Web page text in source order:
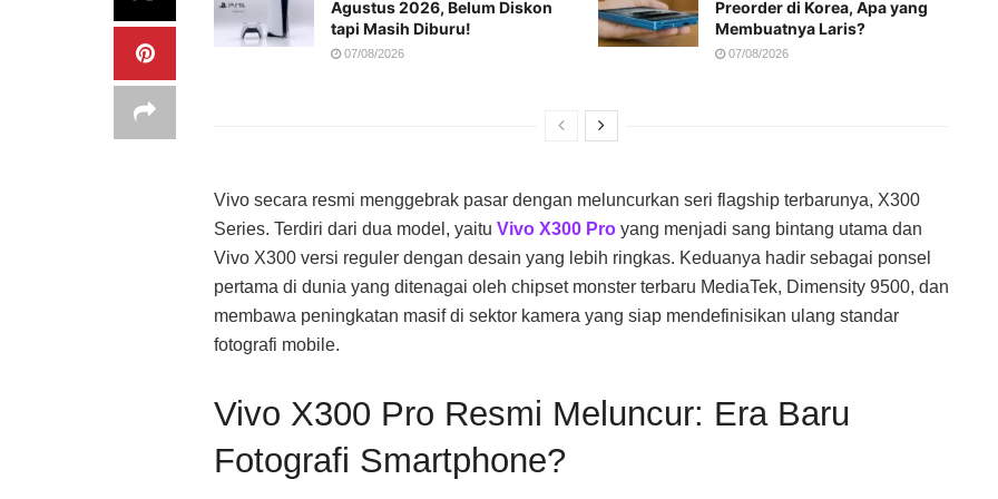
Agustus 2026, Belum Diskon
tapi Masih Diburu!
07/08/2026
Preorder di Korea, Apa yang
Membuatnya Laris?
07/08/2026
Vivo secara resmi menggebrak pasar dengan meluncurkan seri flagship terbarunya, X300
Series. Terdiri dari dua model, yaitu Vivo X300 Pro yang menjadi sang bintang utama dan
Vivo X300 versi reguler dengan desain yang lebih ringkas. Keduanya hadir sebagai ponsel
pertama di dunia yang ditenagai oleh chipset monster terbaru MediaTek, Dimensity 9500, dan
membawa peningkatan masif di sektor kamera yang siap mendefinisikan ulang standar
fotografi mobile.
Vivo X300 Pro Resmi Meluncur: Era Baru
Fotografi Smartphone?